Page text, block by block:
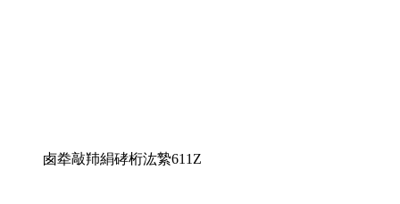
卥牶敲䍨絹硣桁汯縶611Z